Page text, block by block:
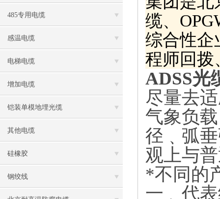
485专用电缆
感温电缆
电梯电缆
增加电缆
铠装单模地埋光缆
其他电缆
硅橡胶
钢绞线
缆、
综合性企
程师回拨
ADSS光
尽量去
气象负
径﹑弧
观上与
*不同的
一﹑代